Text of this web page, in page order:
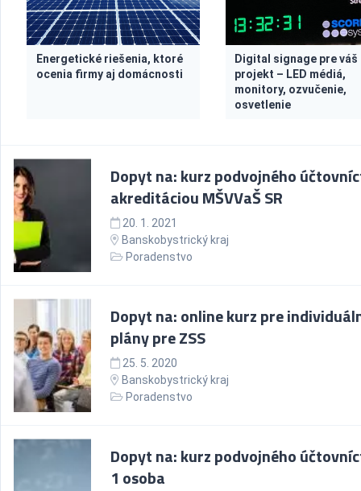
Energetické riešenia, ktoré
ocenia firmy aj domácnosti
Digital signage pre váš
projekt – LED médiá,
monitory, ozvučenie,
osvetlenie
Dopyt na: kurz podvojného
akreditáciou MŠVVaŠ SR
20. 1. 2021
Banskobystrický kraj
Poradenstvo
Dopyt na: online kurz pre
plány pre ZSS
25. 5. 2020
Banskobystrický kraj
Poradenstvo
Dopyt na: kurz podvojného
1 osoba